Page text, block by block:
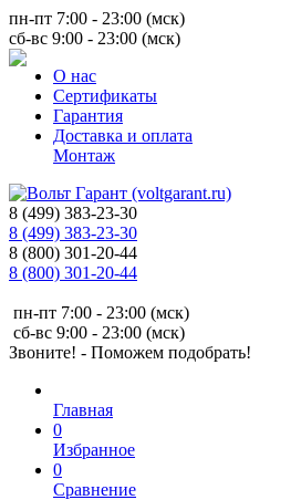
пн-пт 7:00 - 23:00 (мск)
сб-вс 9:00 - 23:00 (мск)
О нас
Сертификаты
Гарантия
Доставка и оплата
Монтаж
8 (499) 383-23-30
8 (499) 383-23-30
8 (800) 301-20-44
8 (800) 301-20-44
пн-пт 7:00 - 23:00 (мск)
сб-вс 9:00 - 23:00 (мск)
Звоните! - Поможем подобрать!
Главная
0
Избранное
0
Сравнение